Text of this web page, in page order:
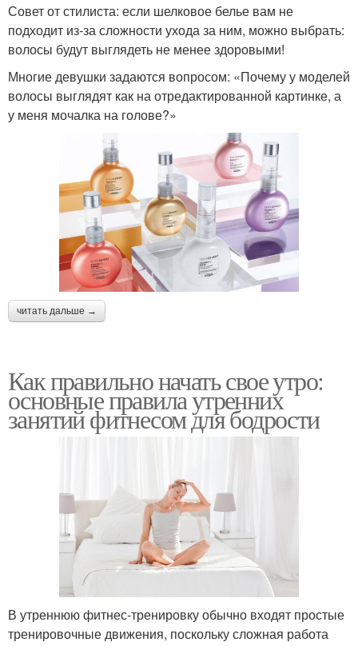
Совет от стилиста: если шелковое белье вам не
подходит из-за сложности ухода за ним, можно выбрать:
волосы будут выглядеть не менее здоровыми!
Многие девушки задаются вопросом: «Почему у моделей
волосы выглядят как на отредактированной картинке, а
у меня мочалка на голове?»
читать дальше →
Как правильно начать свое утро:
основные правила утренних
занятий фитнесом для бодрости
В утреннюю фитнес-тренировку обычно входят простые
тренировочные движения, поскольку сложная работа